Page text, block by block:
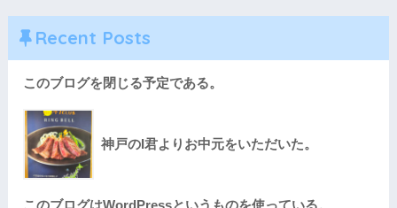
Recent Posts
このブログを閉じる予定である。
神戸のI君よりお中元をいただいた。
このブログはWordPressというものを使っている。